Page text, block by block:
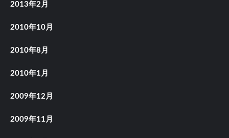
2013年2月
2010年10月
2010年8月
2010年1月
2009年12月
2009年11月